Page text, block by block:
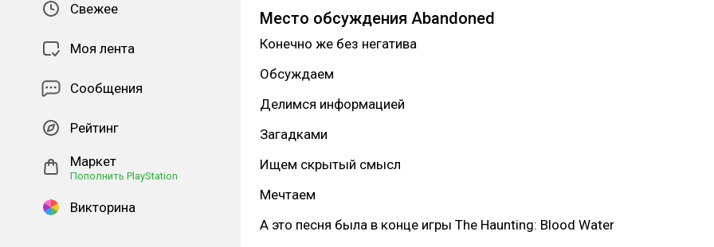
Свежее
Моя лента
Сообщения
Рейтинг
Маркет
Пополнить PlayStation
Викторина
Место обсуждения Abandoned
Конечно же без негатива
Обсуждаем
Делимся информацией
Загадками
Ищем скрытый смысл
Мечтаем
А это песня была в конце игры The Haunting: Blood Water